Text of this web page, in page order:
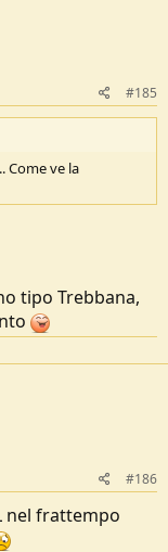
#185
Come ve la
tipo Trebbana,
#186
nel frattempo